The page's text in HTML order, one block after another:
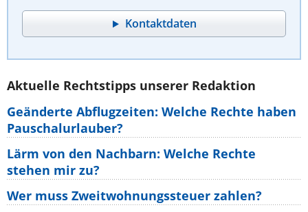
Kontaktdaten
Aktuelle Rechtstipps unserer Redaktion
Geänderte Abflugzeiten: Welche Rechte haben
Pauschalurlauber?
Lärm von den Nachbarn: Welche Rechte
stehen mir zu?
Wer muss Zweitwohnungssteuer zahlen?